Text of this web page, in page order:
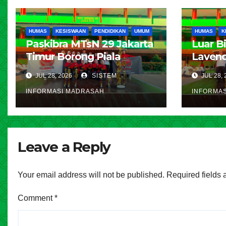
HUMAS KESISWAAN PENDIDIKAN UMUM
Paskibra MTsN 29 Jakarta
Timur Borong Piala
Bergilir di Pradisma
Competition 2026 MAN 4
Jakarta
JUL 28, 2026 SISTEM
INFORMASI MADRASAH
HUMAS
Luar
JUL 28,
Leave a Reply
Your email address will not be published. Required fields
Comment*